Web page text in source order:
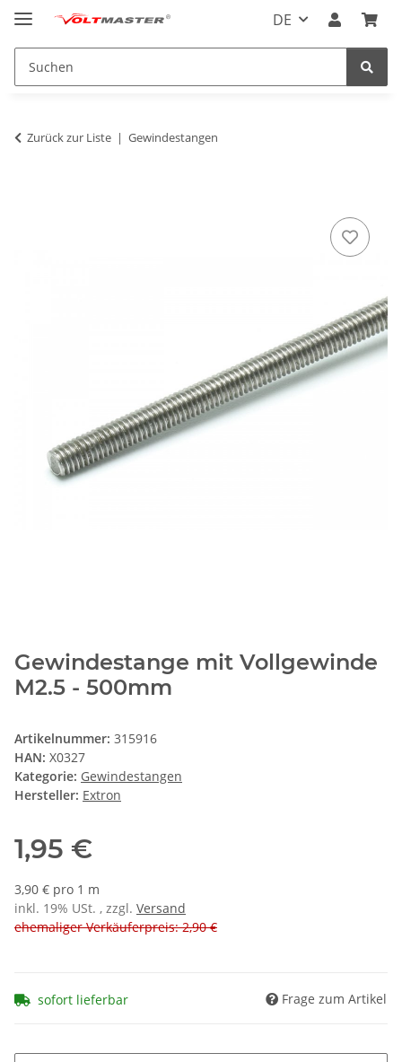
DE
Zurück zur Liste Gewindestangen
Gewindestange mit Vollgewinde
M2.5 - 500mm
Artikelnummer: 315916
HAN: X0327
Kategorie: Gewindestangen
Hersteller: Extron
1,95 €
3,90 € pro 1 m
inkl. 19% USt. , zzgl. Versand
ehemaliger Verkäuferpreis: 2,90 €
sofort lieferbar Frage zum Artikel